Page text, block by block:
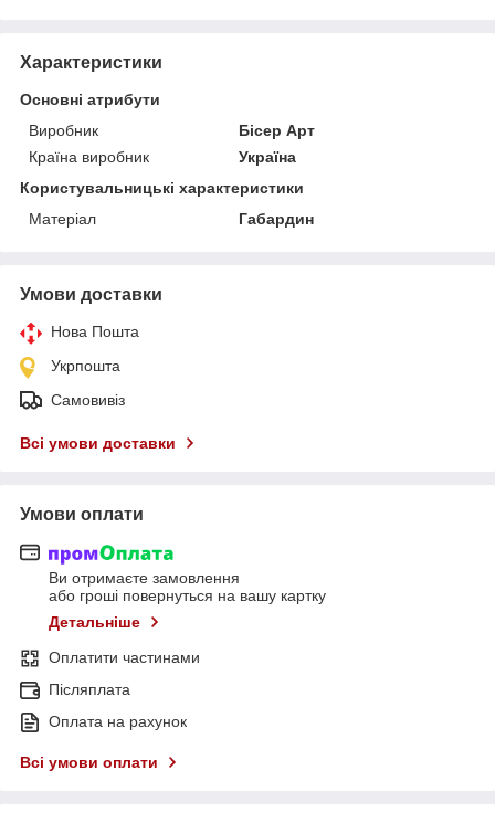
Характеристики
Основні атрибути
Виробник
Бісер Арт
Країна виробник
Україна
Користувальницькі характеристики
Матеріал
Габардин
Умови доставки
Нова Пошта
Укрпошта
Самовивіз
Всі умови доставки
Умови оплати
Ви отримаєте замовлення
або гроші повернуться на вашу картку
Детальніше
Оплатити частинами
Післяплата
Оплата на рахунок
Всі умови оплати